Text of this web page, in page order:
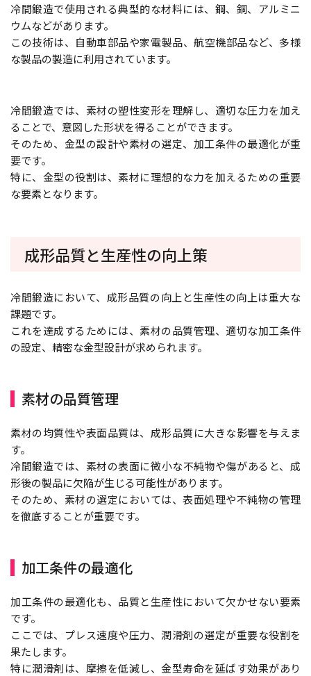
冷間鍛造で使用される典型的な材料には、鋼、銅、アルミニ
ウムなどがあります。
この技術は、自動車部品や家電製品、航空機部品など、多様
な製品の製造に利用されています。
冷間鍛造では、素材の塑性変形を理解し、適切な圧力を加え
ることで、意図した形状を得ることができます。
そのため、金型の設計や素材の選定、加工条件の最適化が重
要です。
特に、金型の役割は、素材に理想的な力を加えるための重要
な要素となります。
成形品質と生産性の向上策
冷間鍛造において、成形品質の向上と生産性の向上は重大な
課題です。
これを達成するためには、素材の品質管理、適切な加工条件
の設定、精密な金型設計が求められます。
素材の品質管理
素材の均質性や表面品質は、成形品質に大きな影響を与えま
す。
冷間鍛造では、素材の表面に微小な不純物や傷があると、成
形後の製品に欠陥が生じる可能性があります。
そのため、素材の選定においては、表面処理や不純物の管理
を徹底することが重要です。
加工条件の最適化
加工条件の最適化も、品質と生産性において欠かせない要素
です。
ここでは、プレス速度や圧力、潤滑剤の選定が重要な役割を
果たします。
特に潤滑剤は、摩擦を低減し、金型寿命を延ばす効果があり